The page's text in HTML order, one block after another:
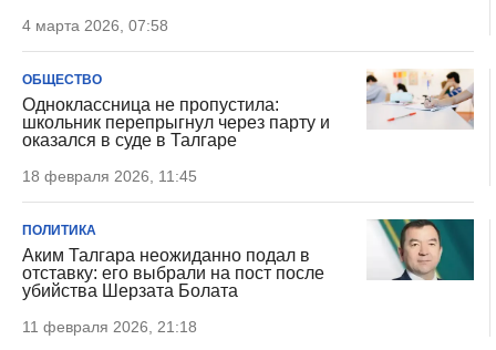
4 марта 2026, 07:58
ОБЩЕСТВО
Одноклассница не пропустила:
школьник перепрыгнул через парту и
оказался в суде в Талгаре
18 февраля 2026, 11:45
ПОЛИТИКА
Аким Талгара неожиданно подал в
отставку: его выбрали на пост после
убийства Шерзата Болата
11 февраля 2026, 21:18